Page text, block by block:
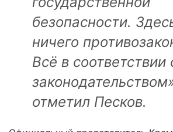
безопасности.
ничего
Всё в соответствии
отметил Песков.